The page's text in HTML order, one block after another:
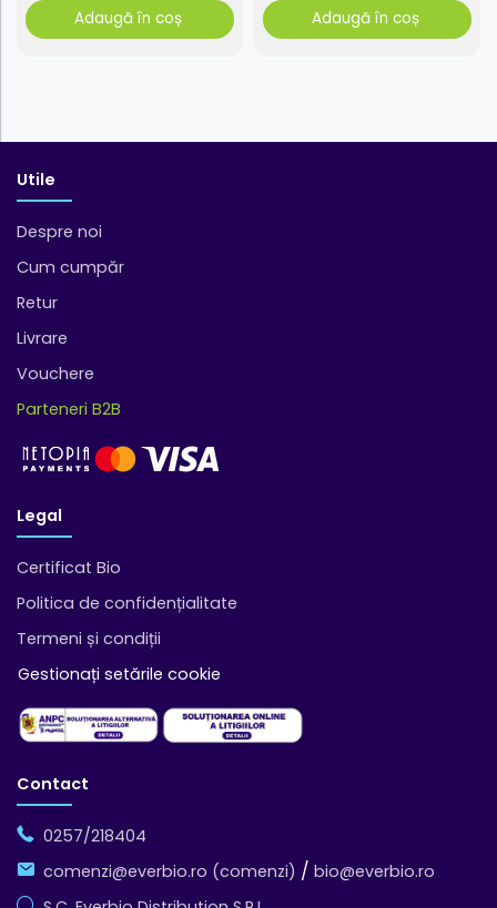
Adaugă în coș Adaugă în coș
Utile
Despre noi
Cum cumpăr
Retur
Livrare
Vouchere
Parteneri B2B
Legal
Certificat Bio
Politica de confidențialitate
Termeni și condiții
Gestionați setările cookie
Contact
0257/218404
comenzi@everbio.ro (comenzi) / bio@everbio.ro